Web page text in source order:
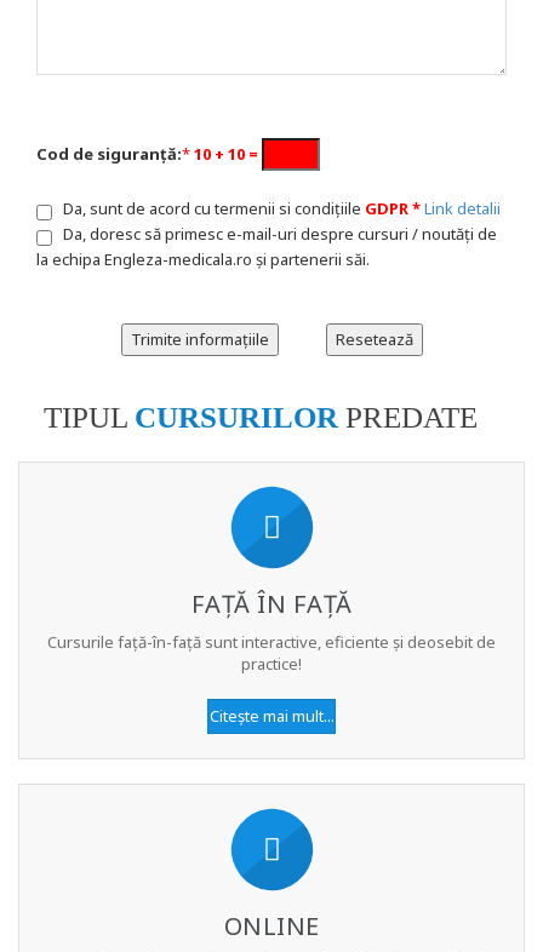
Cod de siguranță:*10 + 10 =
Da, sunt de acord cu termenii si condițiile GDPR *Link detalii
Da, doresc să primesc e-mail-uri despre cursuri / noutăți de
la echipa Engleza-medicala.ro și partenerii săi.
TIPUL CURSURILOR PREDATE
FAȚĂ ÎN FAȚĂ
Cursurile față-în-față sunt interactive, eficiente și deosebit de
practice!
Citește mai mult...
ONLINE